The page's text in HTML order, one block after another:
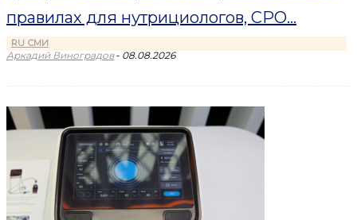
правилах для нутрициологов, СРО...
RU СМИ
Аркадий Виноградов - 08.08.2026